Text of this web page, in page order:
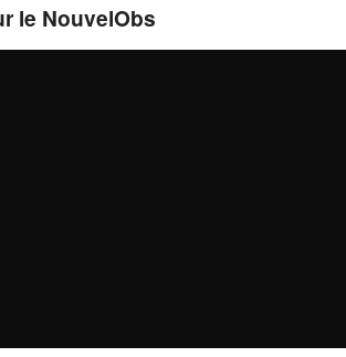
le NouvelObs